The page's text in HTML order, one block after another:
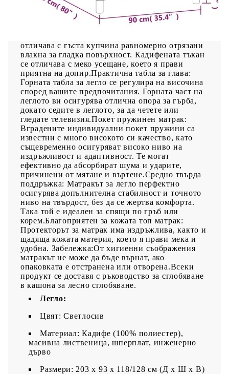
Използвайте това боксспринг легло, за да се
насладите на спокоен сън! Предлага ви
максимален релакс и приятен сън. Меко кадифе:
отличава с гъста купчина равномерно отрязани
влакна за гладка повърхност. Кадифената тъкан
се отличава с меко усещане, което я прави
приятна на допир.Практична табла за глава:
Горната табла за легло се регулира на височина
според вашите предпочитания. Горната част на
леглото ви осигурява отлична опора за гърба,
докато седите в леглото, за да четете или
гледате телевизия.Покет пружинен матрак:
Вградените индивидуални покет пружини са
известни с много високото си качество, като
същевременно осигуряват високо ниво на
издръжливост и адаптивност. Те могат
ефективно да абсорбират шума и ударите,
причинени от мятане и въртене.Средно твърда
поддръжка: Матракът за легло перфектно
осигурява допълнителна стабилност и точното
ниво на твърдост, без да се жертва комфорта.
Така той е идеален за спящи по гръб или
корем.Благоприятен за кожата топ матрак:
Протекторът за матрак има издръжлива, както и
щадяща кожата материя, което я прави мека и
удобна. Забележка:От хигиенни съображения
матракът не може да бъде върнат, ако
опаковката е отстранена или отворена.Всеки
продукт се доставя с ръководство за сглобяване
в кашона за лесно сглобяване.
Легло:
Цвят: Светлосив
Материал: Кадифе (100% полиестер),
масивна лиственица, шперплат, инженерно
дърво
Размери: 203 x 93 x 118/128 см (Д x Ш x В)